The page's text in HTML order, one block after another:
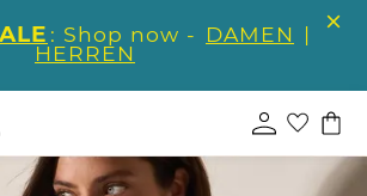
: Shop now - DAMEN |
HERREN